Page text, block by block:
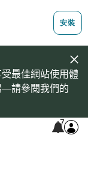
最佳網站使用體
—請參閱我們的
7